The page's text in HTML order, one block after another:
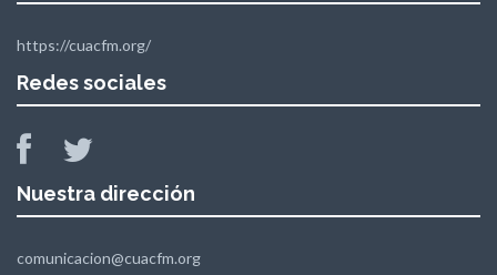
https://cuacfm.org/
Redes sociales
Nuestra dirección
comunicacion@cuacfm.org